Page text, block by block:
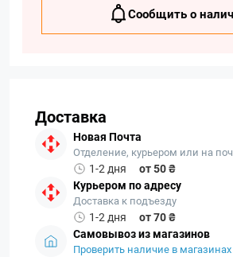
Сообщить о
Доставка
Новая Почта
Отделение, курьером или на
1-2 дня
от 50 ₴
Курьером по адресу
Доставка к подъезду
1-2 дня
от 70 ₴
Самовывоз из магазинов
Проверить наличие в магазинах